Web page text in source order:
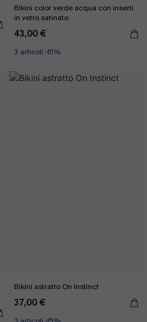
Bikini color verde acqua con inserti
in vetro satinato
43,00 €
3 articoli -15%
Bikini astratto On Instinct
37,00 €